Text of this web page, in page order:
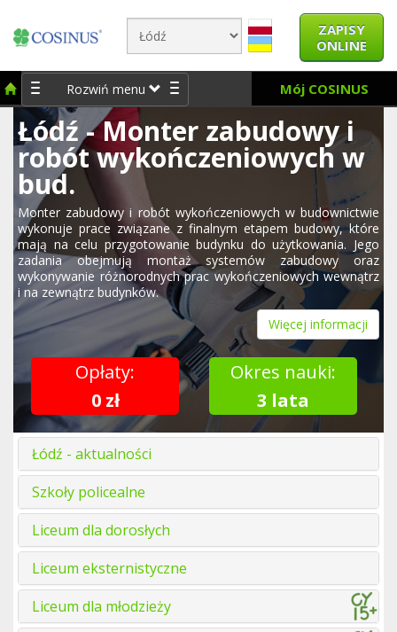
ZAPISY
ONLINE
Rozwiń menu Mój COSINUS
Łódź - Monter zabudowy i
robót wykończeniowych w
bud.
Monter zabudowy i robót wykończeniowych w budownictwie
wykonuje prace związane z finalnym etapem budowy, które
mają na celu przygotowanie budynku do użytkowania. Jego
zadania obejmują montaż systemów zabudowy oraz
wykonywanie różnorodnych prac wykończeniowych wewnątrz
i na zewnątrz budynków.
Więcej informacji
Opłaty:
0 zł
Okres nauki:
3 lata
Łódź - aktualności
Szkoły policealne
Liceum dla dorosłych
Liceum eksternistyczne
Liceum dla młodzieży